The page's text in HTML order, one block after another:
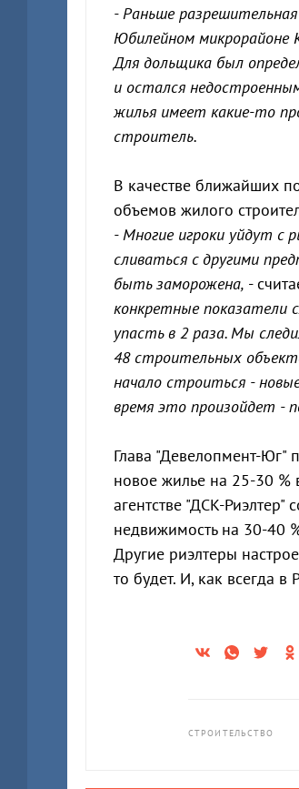
- Раньше
Юбилейном микрорайоне
Для дольщика был
и остался
жилья имеет какие-то
строитель.
В качестве ближайших
объемов жилого
- Многие игроки уйдут с
сливаться с другими
быть заморожена, -
конкретные показатели
упасть в 2 раза. Мы
48 строительных
начало строиться -
время это произойдет -
Глава "Девелопмент-Юг"
новое жилье на 25-30 %
агентстве "ДСК-
недвижимость на 30-40
Другие риэлтеры
то будет. И, как всегда
СТРОИТЕЛЬСТВО